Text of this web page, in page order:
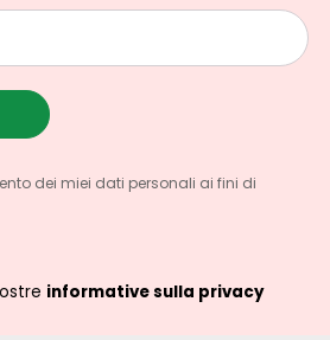
dei miei dati personali ai fini di
informative sulla privacy